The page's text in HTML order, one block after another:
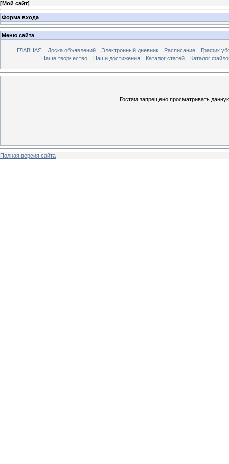
[Мой сайт]
Форма входа
Меню сайта
ГЛАВНАЯ Доска объявлений Электронный дневник Расписание
График
Наше творчество
Наши достижения Каталог статей Каталог
Гостям запрещено просматривать
Полная версия сайта